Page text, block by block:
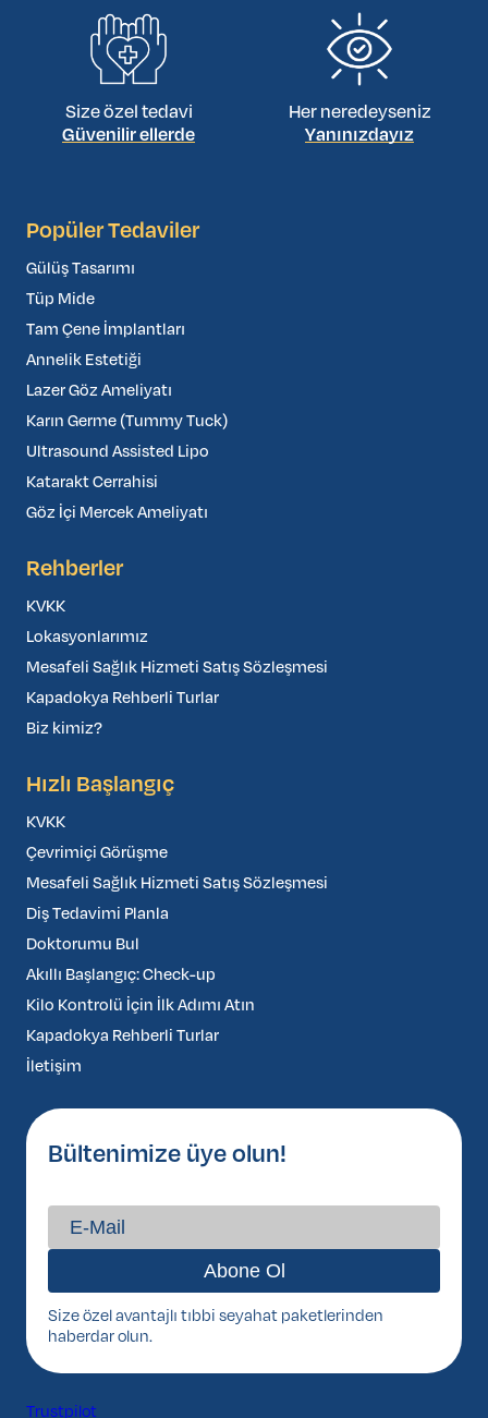
Size özel tedavi
Güvenilir ellerde
Her neredeyseniz
Yanınızdayız
Popüler Tedaviler
Gülüş Tasarımı
Tüp Mide
Tam Çene İmplantları
Annelik Estetiği
Lazer Göz Ameliyatı
Karın Germe (Tummy Tuck)
Ultrasound Assisted Lipo
Katarakt Cerrahisi
Göz İçi Mercek Ameliyatı
Rehberler
KVKK
Lokasyonlarımız
Mesafeli Sağlık Hizmeti Satış Sözleşmesi
Kapadokya Rehberli Turlar
Biz kimiz?
Hızlı Başlangıç
KVKK
Çevrimiçi Görüşme
Mesafeli Sağlık Hizmeti Satış Sözleşmesi
Diş Tedavimi Planla
Doktorumu Bul
Akıllı Başlangıç: Check-up
Kilo Kontrolü İçin İlk Adımı Atın
Kapadokya Rehberli Turlar
İletişim
Bültenimize üye olun!
Size özel avantajlı tıbbi seyahat paketlerinden
haberdar olun.
Trustpilot